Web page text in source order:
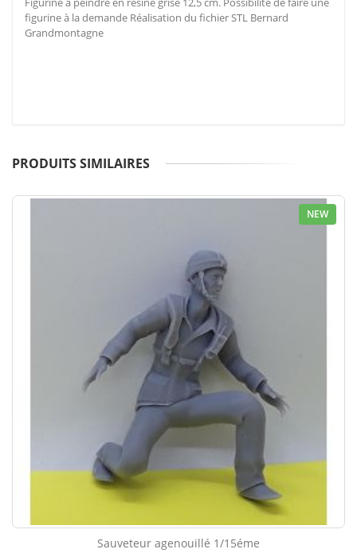
figurine à la demande Réalisation du fichier STL Bernard
Grandmontagne
PRODUITS SIMILAIRES
NEW
Sauveteur agenouillé 1/15éme